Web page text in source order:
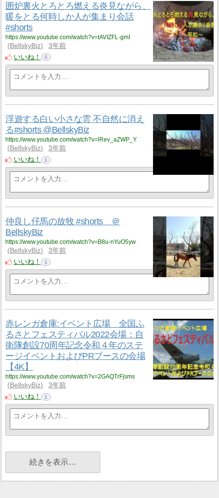
囲炉裏火とろとろ燃える炎見ながら、
暖をとる何時しか人が集まり会話
#shorts
https://www.youtube.com/watch?v=tAVIZFL-gmI
BellskyBiz
3年前
いいね！
0
浮遊する白い小さな雲 不自然に消え
る#shorts @BellskyBiz
https://www.youtube.com/watch?v=lRev_aZWP_Y
BellskyBiz
3年前
いいね！
1
仲良し仔馬の放牧 #shorts ＠
BellskyBiz
https://www.youtube.com/watch?v=B8u-nYuO5yw
BellskyBiz
3年前
いいね！
1
赤レンガ倉庫:イベント広場 全国ふ
るさとフェスティバル2022会場：自
衛隊創設70周年記念令和４年のステ
ージイベントおよびPRブースの会場
【4K】
https://www.youtube.com/watch?v=2GAQTrFjsms
BellskyBiz
3年前
いいね！
1
続きを表示…